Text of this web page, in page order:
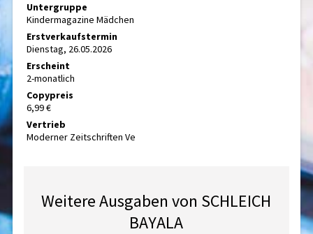
Untergruppe
Kindermagazine Mädchen
Erstverkaufstermin
Dienstag, 26.05.2026
Erscheint
2-monatlich
Copypreis
6,99 €
Vertrieb
Moderner Zeitschriften Ve
Weitere Ausgaben von SCHLEICH
BAYALA